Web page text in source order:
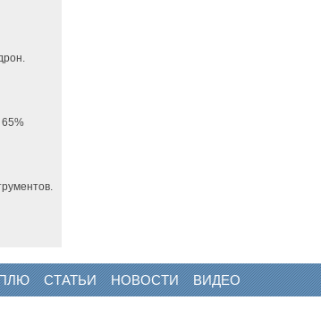
65%
СТАТЬИ НОВОСТИ ВИДЕО